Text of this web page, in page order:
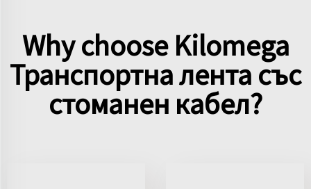
Why choose Kilomega
Транспортна лента със
стоманен кабел?